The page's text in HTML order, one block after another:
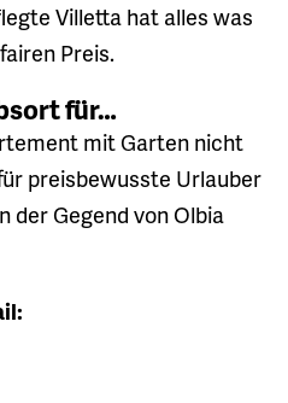
Villetta hat alles was
Preis.
für…
mit Garten nicht
preisbewusste Urlauber
der Gegend von Olbia